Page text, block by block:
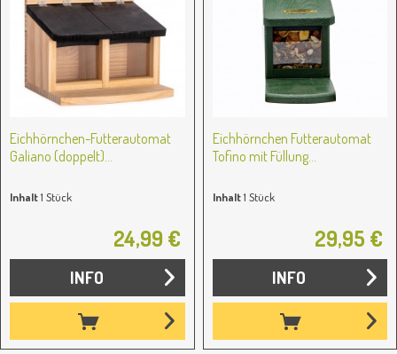
Eichhörnchen-Futterautomat
Galiano (doppelt)...
Inhalt1 Stück
24,99 €
INFO
Eichhörnchen Futterautomat
Tofino mit Füllung...
Inhalt1 Stück
29,95 €
INFO